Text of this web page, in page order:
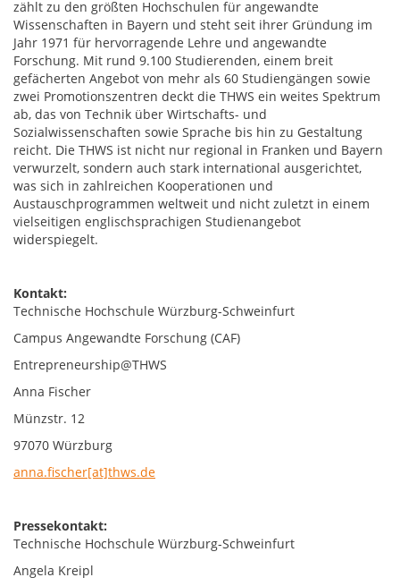
zählt zu den größten Hochschulen für angewandte
Wissenschaften in Bayern und steht seit ihrer Gründung im
Jahr 1971 für hervorragende Lehre und angewandte
Forschung. Mit rund 9.100 Studierenden, einem breit
gefächerten Angebot von mehr als 60 Studiengängen sowie
zwei Promotionszentren deckt die THWS ein weites Spektrum
ab, das von Technik über Wirtschafts- und
Sozialwissenschaften sowie Sprache bis hin zu Gestaltung
reicht. Die THWS ist nicht nur regional in Franken und Bayern
verwurzelt, sondern auch stark international ausgerichtet,
was sich in zahlreichen Kooperationen und
Austauschprogrammen weltweit und nicht zuletzt in einem
vielseitigen englischsprachigen Studienangebot
widerspiegelt.
Kontakt:
Technische Hochschule Würzburg-Schweinfurt
Campus Angewandte Forschung (CAF)
Entrepreneurship@THWS
Anna Fischer
Münzstr. 12
97070 Würzburg
anna.fischer[at]thws.de
Pressekontakt:
Technische Hochschule Würzburg-Schweinfurt
Angela Kreipl